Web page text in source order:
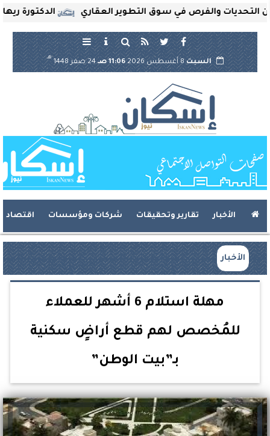
الدكتورة ريهام والفرص في سوق التطوير العقاري
السبت8 أغسطس 2026 11:06 صـ 24 صفر 1448
هـ
الأخبار تقارير وتحقيقات شركات ومؤسسات اقتصاد
الأخبار
مهلة استلام 6 أشهر للعملاء
للمُخصص لهم قطع أراضٍ سكنية
بـ”بيت الوطن”